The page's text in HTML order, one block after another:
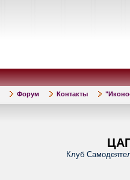
Форум Контакты
Клуб